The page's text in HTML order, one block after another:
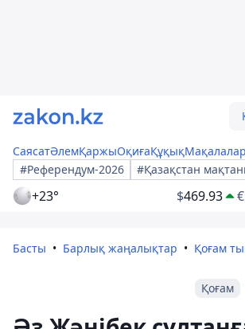
СаясатӘлемҚаржыОқиғаҚұқықМақалалар
#Референдум-2026
#Қазақстан
+23° $469.93 €
Басты Барлық жаңалықтар Қоғам
Қоғам